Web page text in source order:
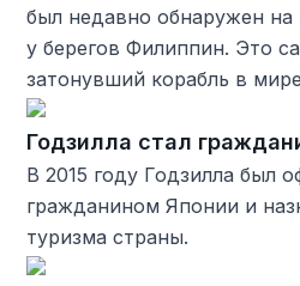
был недавно обнаружен на
у берегов Филиппин. Это
затонувший корабль в
Годзилла стал
В 2015 году Годзилла был
гражданином Японии и
туризма страны.